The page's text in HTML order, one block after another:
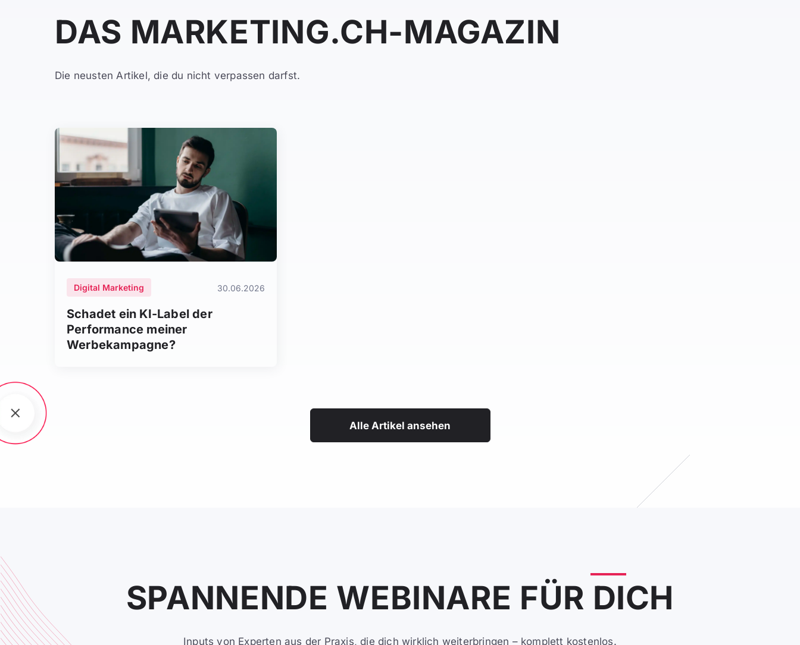
DAS MARKETING.CH-MAGAZIN
Die neusten Artikel, die du nicht verpassen darfst.
Digital Marketing 30.06.2026
Schadet ein KI-Label der
Performance meiner
Werbekampagne?
Alle Artikel ansehen
SPANNENDE WEBINARE FÜR DICH
Inputs von Experten aus der Praxis, die dich wirklich weiterbringen – komplett kostenlos.